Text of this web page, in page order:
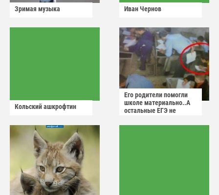
Зримая музыка Иван Чернов
Кольский ашкрофтин
Его родители помогли
школе материально..А
остальные ЕГЭ не